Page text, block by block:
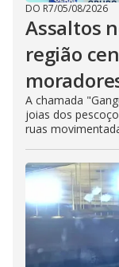
DO R7/05/08/2026
Assaltos
região
A chamada
joias dos
ruas